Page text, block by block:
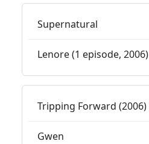
Supernatural
Lenore (1 episode, 2006)
Tripping Forward (2006)
Gwen